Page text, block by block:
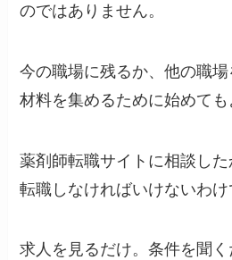
のではありません。
今の職場に残るか、他の職
材料を集めるために始めても
薬剤師転職サイトに相談し
転職しなければいけないわけ
求人を見るだけ。条件を聞